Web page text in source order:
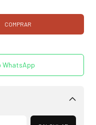
WhatsApp
Alterar CEP